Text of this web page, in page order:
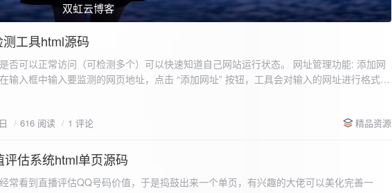
双虹云博客
工具html源码
否可以正常访问（可检测多个）可以快速知道自己网站运行状态。 网址管理功能: 添加网
输入框中输入要监测的网页地址，点击 “添加网址” 按钮，工具会对输入的网址进行格式验
下拉框中移除该网址选项。筛选网址：右侧面板有一个 “筛选网址” 的下拉框，用户可以选
测间隔：用户可以在输入框中设置监测间隔时间（单位为秒），默认值为 60 秒。开始 /
“开始监测” 按钮，工具会立即对所有已添加的网址进行一次检测，之后按照设置的监测间
。点击 “停止监测” 按钮可停止监测。重试机制：在进行网址检测时，如果请求失败，会进
616 阅读 1 评论 精品资源
评估系统html单页源码
常看到直播评估QQ号码价值，于是捣鼓出来一个单页，有兴趣的大佬可以美化完善一